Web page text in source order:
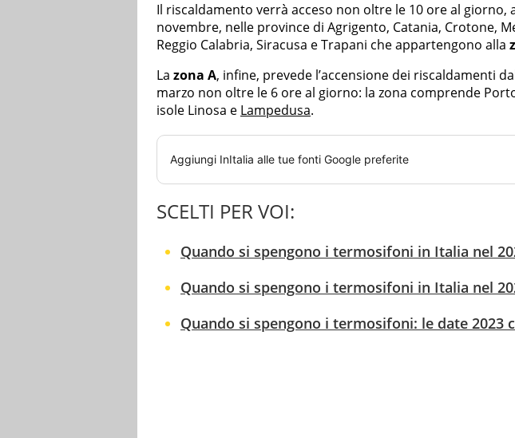
Il riscaldamento verrà acceso non oltre le 10 ore al giorno,
novembre, nelle province di Agrigento, Catania, Crotone,
Reggio Calabria, Siracusa e Trapani che appartengono alla
La zona A, infine, prevede l’accensione dei riscaldamenti
marzo non oltre le 6 ore al giorno: la zona comprende
isole Linosa e Lampedusa.
Aggiungi InItalia alle tue fonti Google preferite
SCELTI PER VOI:
Quando si spengono i termosifoni in Italia nel
Quando si spengono i termosifoni in Italia nel
Quando si spengono i termosifoni: le date 2023